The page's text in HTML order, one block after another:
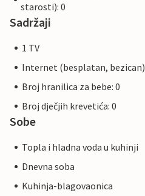
starosti): 0
Sadržaji
1 TV
Internet (besplatan, bezican)
Broj hranilica za bebe: 0
Broj dječjih krevetića: 0
Sobe
Topla i hladna voda u kuhinji
Dnevna soba
Kuhinja-blagovaonica